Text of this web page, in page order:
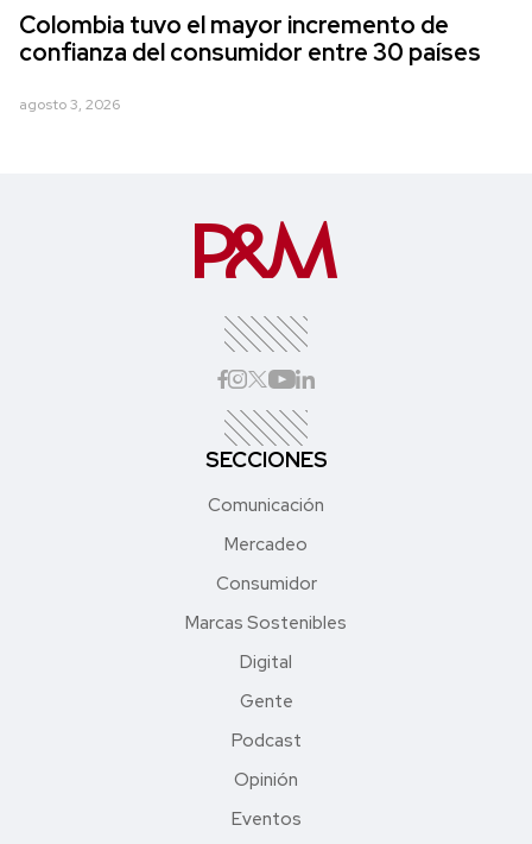
Colombia tuvo el mayor incremento de
confianza del consumidor entre 30 países
agosto 3, 2026
SECCIONES
Comunicación
Mercadeo
Consumidor
Marcas Sostenibles
Digital
Gente
Podcast
Opinión
Eventos